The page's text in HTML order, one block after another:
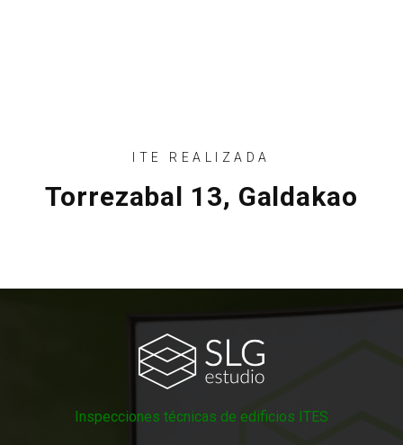
ITE REALIZADA
Torrezabal 13, Galdakao
Inspecciones técnicas de edificios ITES